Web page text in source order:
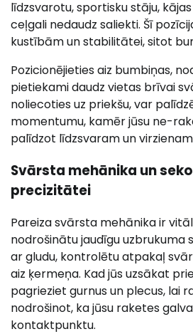
līdzsvarotu, sportisku stāju,
ceļgali nedaudz saliekti. Šī
kustībām un stabilitātei, sitot
Pozicionējieties aiz bumbiņas,
pietiekami daudz vietas brīvai
noliecoties uz priekšu, var
momentumu, kamēr jūsu ne-
palīdzot līdzsvaram un
Svārsta mehānika un
precizitātei
Pareiza svārsta mehānika ir
nodrošinātu jaudīgu uzbrukuma
ar gludu, kontrolētu atpakaļ
aiz ķermeņa. Kad jūs uzsākat
pagrieziet gurnus un plecus, lai
nodrošinot, ka jūsu raketes
kontaktpunktu.